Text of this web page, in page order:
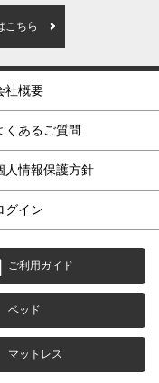
こちら
社概要
くあるご質問
人情報保護方針
グイン
ご利用ガイド
ベッド
マットレス